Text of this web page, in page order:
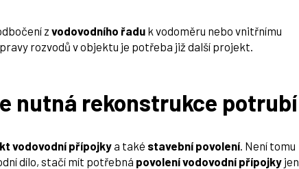
z vodovodního řadu k vodoměru nebo vnitřnímu
rozvodů v objektu je potřeba již další projekt.
nutná rekonstrukce potrubí
vodovodní přípojkya také stavební povolení. Není tomu
dílo, stačí mít potřebná povolení vodovodní přípojky jen